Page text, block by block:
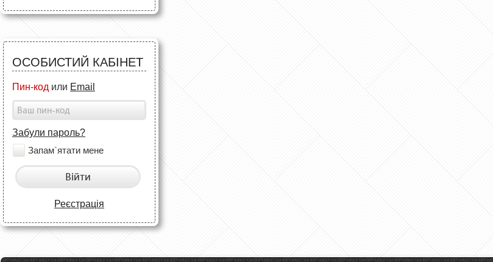
ОСОБИСТИЙ КАБІНЕТ
Пин-код или Email
Забули пароль?
Запам`ятати мене
Війти
Реєстрація